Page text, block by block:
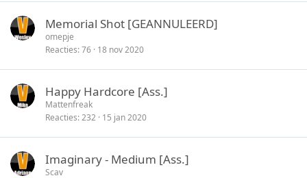
Memorial Shot [GEANNULEERD]
omepje
Reacties 76 18 nov 2020
Happy Hardcore [Ass.]
Mattenfreak
Reacties 232 15 jan 2020
Imaginary - Medium [Ass.]
Scav